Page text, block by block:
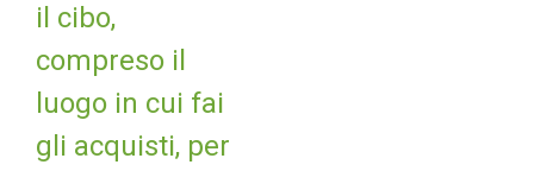
il cibo,
compreso il
luogo in cui fai
gli acquisti, per